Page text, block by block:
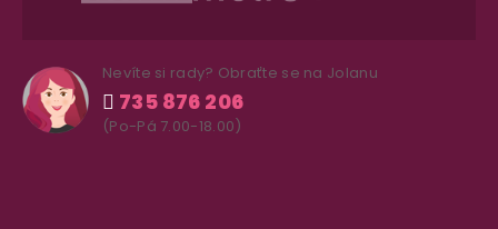
Nevíte si rady? Obraťte se na Jolanu
735 876 206
(Po-Pá 7.00-18.00)